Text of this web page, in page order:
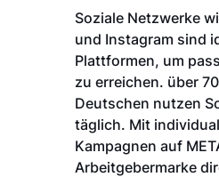
Soziale Netzwerke
und Instagram sind
Plattformen, um
zu erreichen. über
Deutschen nutzen
täglich. Mit
Kampagnen auf
Arbeitgebermarke